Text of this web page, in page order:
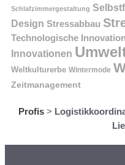
Schlafzimmergestaltung
Design Stressabbau
Technologische Innovation
Innovationen
Weltkulturerbe Wintermode
Zeitmanagement
Profis >